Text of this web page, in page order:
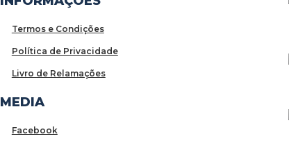
Termos e Condições
Política de Privacidade
Livro de Relamações
MEDIA
Facebook